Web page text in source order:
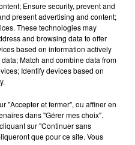
12/01/2026
à fond, tes mains
Ensure security, prevent and
present advertising and content;
These technologies may
and browsing data to offer
based on information actively
Match and combine data from
Identify devices based on
"Accepter et fermer", ou affiner en
dans "Gérer mes choix".
sur "Continuer sans
que pour ce site. Vous